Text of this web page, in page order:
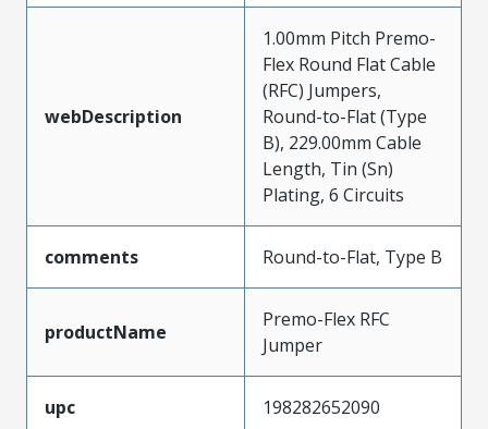
webDescription
1.00mm Pitch Premo-
Flex Round Flat Cable
(RFC) Jumpers,
Round-to-Flat (Type
B), 229.00mm Cable
Length, Tin (Sn)
Plating, 6 Circuits
comments Round-to-Flat, Type B
productName
Premo-Flex RFC
Jumper
upc 198282652090